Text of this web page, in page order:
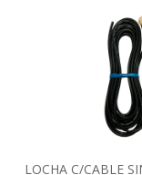
LOCHA C/CABLE